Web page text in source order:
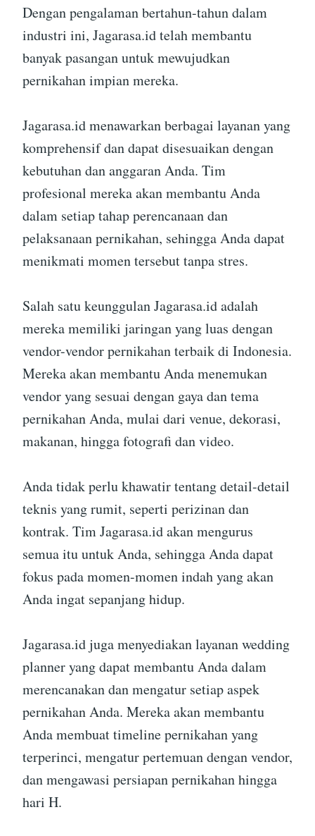
Dengan pengalaman bertahun-tahun dalam
industri ini, Jagarasa.id telah membantu
banyak pasangan untuk mewujudkan
pernikahan impian mereka.
Jagarasa.id menawarkan berbagai layanan yang
komprehensif dan dapat disesuaikan dengan
kebutuhan dan anggaran Anda. Tim
profesional mereka akan membantu Anda
dalam setiap tahap perencanaan dan
pelaksanaan pernikahan, sehingga Anda dapat
menikmati momen tersebut tanpa stres.
Salah satu keunggulan Jagarasa.id adalah
mereka memiliki jaringan yang luas dengan
vendor-vendor pernikahan terbaik di Indonesia.
Mereka akan membantu Anda menemukan
vendor yang sesuai dengan gaya dan tema
pernikahan Anda, mulai dari venue, dekorasi,
makanan, hingga fotografi dan video.
Anda tidak perlu khawatir tentang detail-detail
teknis yang rumit, seperti perizinan dan
kontrak. Tim Jagarasa.id akan mengurus
semua itu untuk Anda, sehingga Anda dapat
fokus pada momen-momen indah yang akan
Anda ingat sepanjang hidup.
Jagarasa.id juga menyediakan layanan wedding
planner yang dapat membantu Anda dalam
merencanakan dan mengatur setiap aspek
pernikahan Anda. Mereka akan membantu
Anda membuat timeline pernikahan yang
terperinci, mengatur pertemuan dengan vendor,
dan mengawasi persiapan pernikahan hingga
hari H.